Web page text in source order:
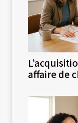
affaire de